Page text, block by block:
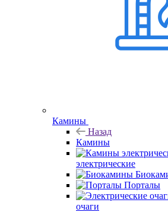
Камины
Назад
Камины
электрические
Порталы
очаги